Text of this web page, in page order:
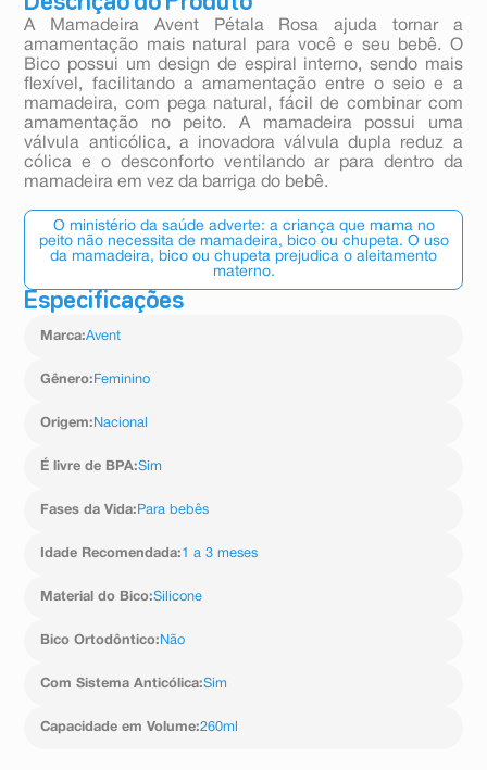
A Mamadeira Avent Pétala Rosa ajuda tornar a
amamentação mais natural para você e seu bebê. O
Bico possui um design de espiral interno, sendo mais
flexível, facilitando a amamentação entre o seio e a
mamadeira, com pega natural, fácil de combinar com
amamentação no peito. A mamadeira possui uma
válvula anticólica, a inovadora válvula dupla reduz a
cólica e o desconforto ventilando ar para dentro da
mamadeira em vez da barriga do bebê.
O ministério da saúde adverte: a criança que mama no
peito não necessita de mamadeira, bico ou chupeta. O uso
da mamadeira, bico ou chupeta prejudica o aleitamento
materno.
Especificações
Marca:Avent
Gênero: Feminino
Origem: Nacional
É livre de BPA:Sim
Fases da Vida: Para bebês
Idade Recomendada:1 a 3 meses
Material do Bico:Silicone
Bico Ortodôntico: Não
Com Sistema Anticólica:Sim
Capacidade em Volume:260ml